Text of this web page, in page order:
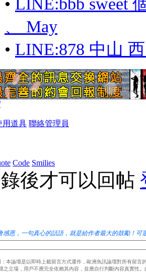
• LINE:bbb sweet
、 May
• LINE:878 中山
用道具 聯絡管理員
Code Smilies
後才可以回帖
感恩，一句真心的話語，就是給作者最大的鼓勵！可
本論壇是以即時上載留言方式運作，歐洲魚訊論壇對所有留
之立場，用戶不應完全依賴其內容，並應自行判斷內容真實性